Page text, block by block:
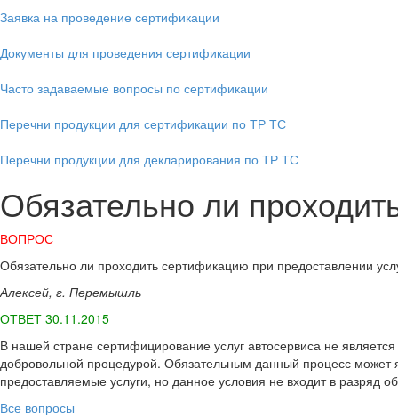
Заявка на проведение сертификации
Документы для проведения сертификации
Часто задаваемые вопросы по сертификации
Перечни продукции для сертификации по ТР ТС
Перечни продукции для декларирования по ТР ТС
Обязательно ли
ВОПРОС
Обязательно ли проходить сертификацию при предоставлении
Алексей, г. Перемышль
ОТВЕТ 30.11.2015
В нашей стране сертифицирование услуг автосервиса не
добровольной процедурой. Обязательным данный процесс может
предоставляемые услуги, но данное условия не входит в разряд
Все вопросы